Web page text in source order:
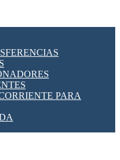
PARA